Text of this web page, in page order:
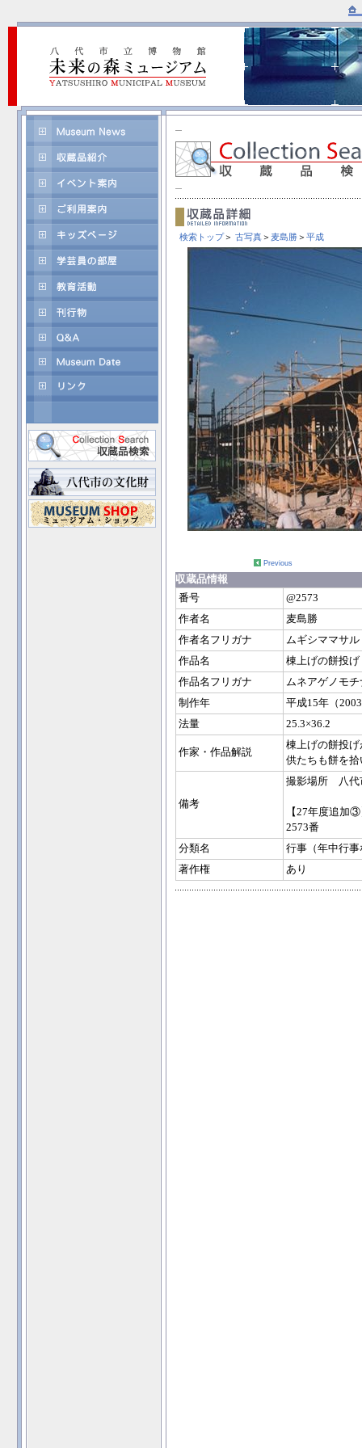
検索トップ＞ 古写真＞ 麦島勝＞ 平成
Previous
収蔵品情報
番号
@2573
作者名
麦島勝
作者名フリガナ
ムギシママサル
作品名
棟上げの餅投げ
作品名フリガナ
ムネアゲノモチ
制作年
平成15年（
法量
25.3×36.2
作家・作品解説
棟上げの餅投
供たちも餅を
備考
撮影場所 八代
【27年度追加
2573番
分類名
行事（年中行事
著作権
あり